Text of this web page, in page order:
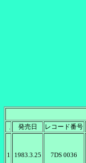
発売日 レコード番号
1 1983.3.25 7DS 0036